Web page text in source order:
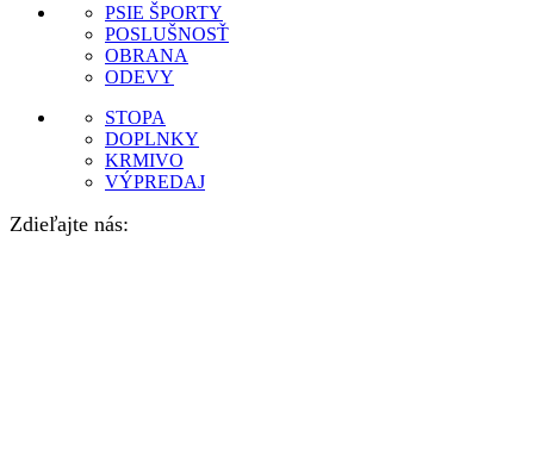
PSIE ŠPORTY
POSLUŠNOSŤ
OBRANA
ODEVY
STOPA
DOPLNKY
KRMIVO
VÝPREDAJ
Zdieľajte nás: